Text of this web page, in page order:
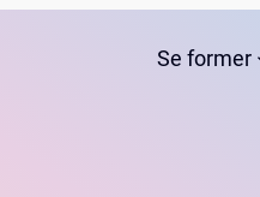
Se former